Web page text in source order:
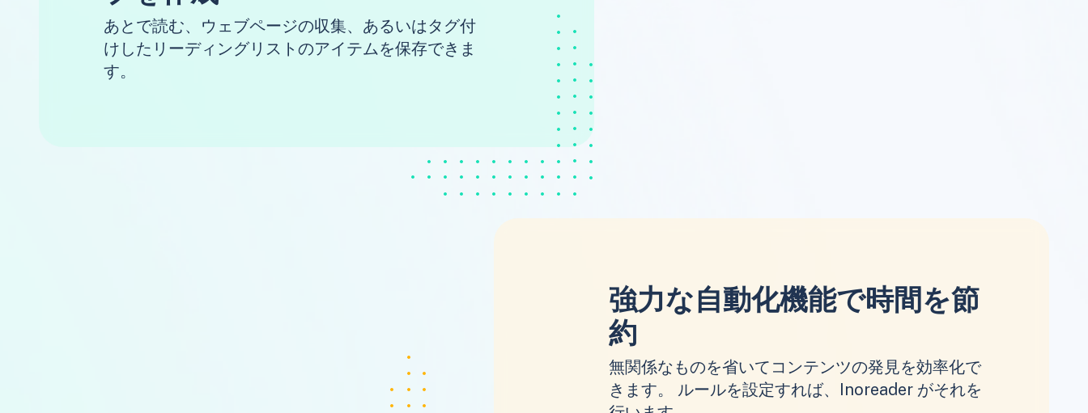
あとで読む、ウェブページの収集、あるいはタグ付
けしたリーディングリストのアイテムを保存できま
す。
強力な自動化機能で時間を節
約
無関係なものを省いてコンテンツの発見を効率化で
きます。 ルールを設定すれば、Inoreader がそれを